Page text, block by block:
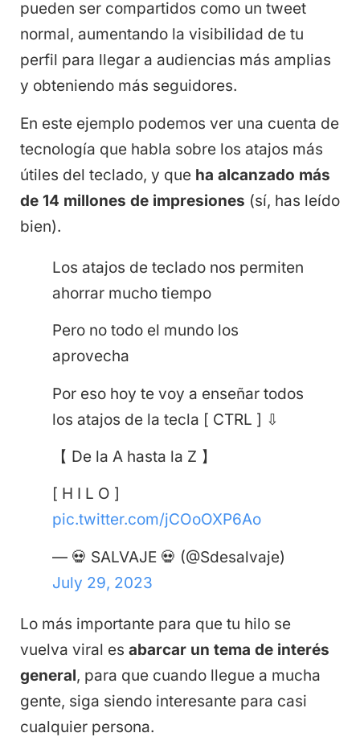
pueden ser compartidos como un tweet
normal, aumentando la visibilidad de tu
perfil para llegar a audiencias más amplias
y obteniendo más seguidores.
En este ejemplo podemos ver una cuenta de
tecnología que habla sobre los atajos más
útiles del teclado, y que ha alcanzado más
de 14 millones de impresiones (sí, has leído
bien).
Los atajos de teclado nos permiten
ahorrar mucho tiempo
Pero no todo el mundo los
aprovecha
Por eso hoy te voy a enseñar todos
los atajos de la tecla [ CTRL ] ⇩
【 De la A hasta la Z 】
[ H I L O ]
pic.twitter.com/jCOoOXP6Ao
— 💀 SALVAJE 💀 (@Sdesalvaje)
July 29, 2023
Lo más importante para que tu hilo se
vuelva viral es abarcar un tema de interés
general, para que cuando llegue a mucha
gente, siga siendo interesante para casi
cualquier persona.